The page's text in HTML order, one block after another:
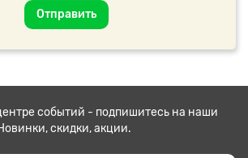
Отправить
событий - подпишитесь на наши
скидки, акции.